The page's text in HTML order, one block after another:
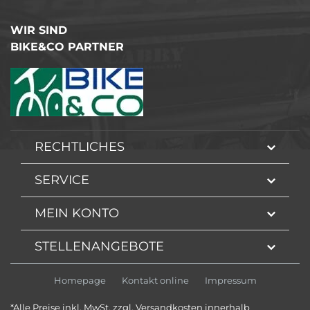
WIR SIND
BIKE&CO PARTNER
RECHTLICHES
SERVICE
MEIN KONTO
STELLENANGEBOTE
Homepage Kontakt online Impressum
*Alle Preise inkl. MwSt. zzgl. Versandkosten innerhalb